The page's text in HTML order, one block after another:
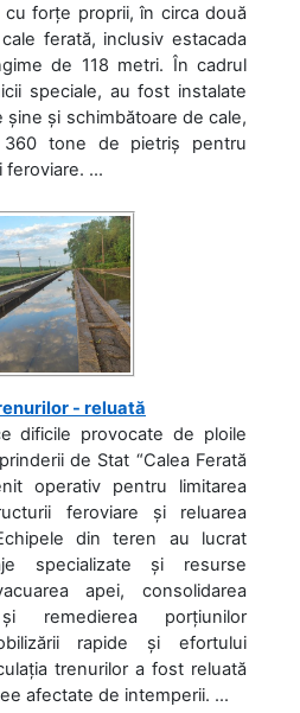
forțe proprii, în circa două
ferată, inclusiv estacada
de 118 metri. În cadrul
speciale, au fost instalate
și schimbătoare de cale,
tone de pietriș pentru
...
- reluată
dificile provocate de ploile
de Stat “Calea Ferată
operativ pentru limitarea
feroviare și reluarea
din teren au lucrat
specializate și resurse
apei, consolidarea
remedierea porțiunilor
rapide și efortului
trenurilor a fost reluată
afectate de intemperii. ...